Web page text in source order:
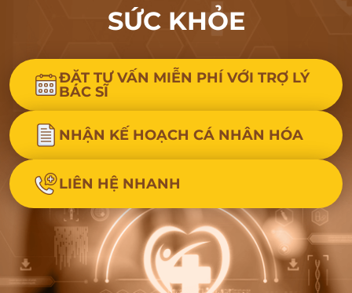
SỨC KHỎE
ĐẶT TƯ VẤN MIỄN PHÍ VỚI TRỢ LÝ
BÁC SĨ
NHẬN KẾ HOẠCH CÁ NHÂN HÓA
LIÊN HỆ NHANH